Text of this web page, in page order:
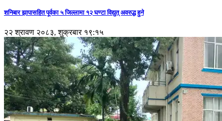
शनिबार झापासहित पूर्वका ५ जिल्लामा १२ घण्टा विद्युत् अवरुद्ध हुने
२२ श्रावण २०८३, शुक्रबार १९:१५